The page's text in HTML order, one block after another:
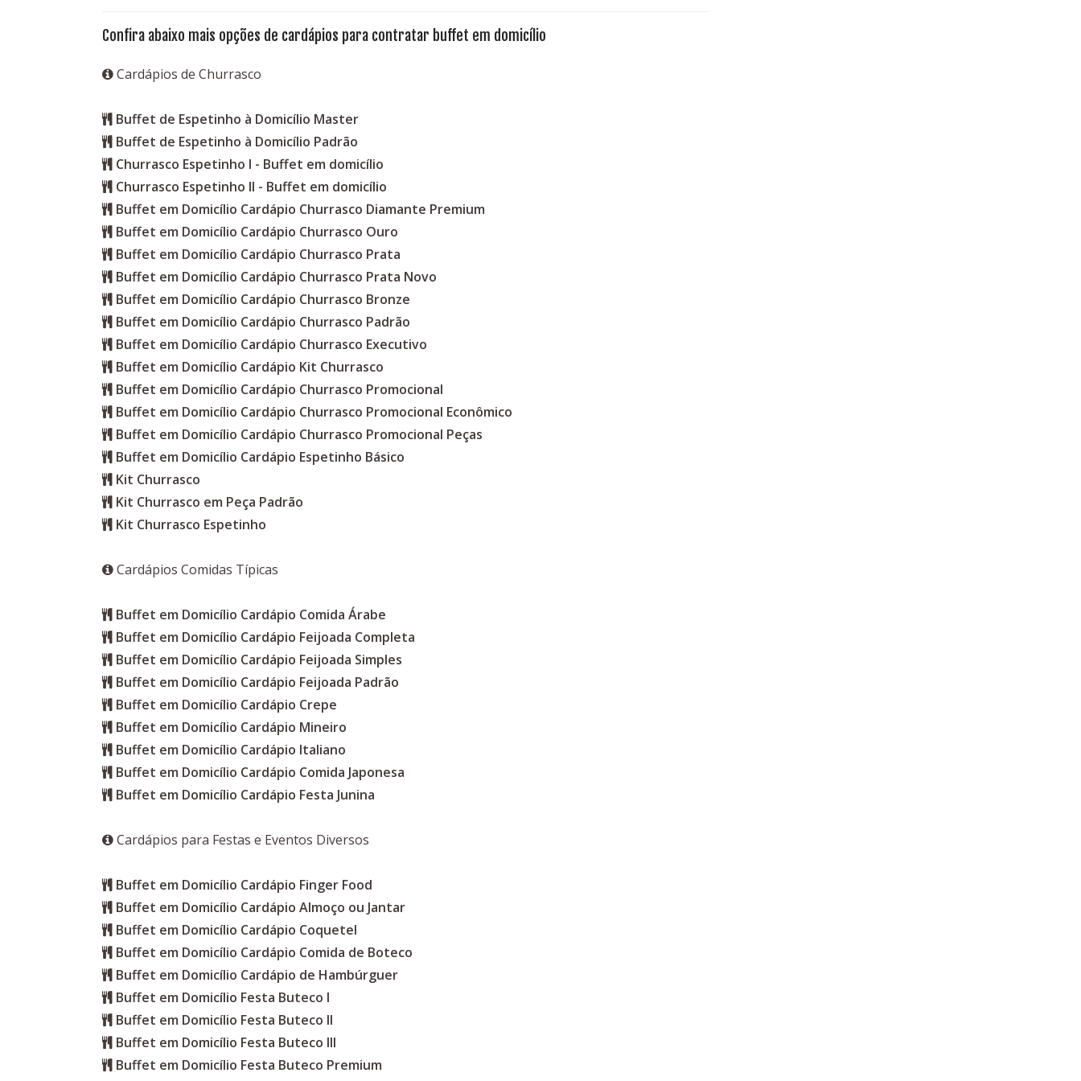
Confira abaixo mais opções de cardápios para contratar buffet em domicílio
Cardápios de Churrasco
Buffet de Espetinho à Domicílio Master
Buffet de Espetinho à Domicílio Padrão
Churrasco Espetinho I - Buffet em domicílio
Churrasco Espetinho II - Buffet em domicílio
Buffet em Domicílio Cardápio Churrasco Diamante Premium
Buffet em Domicílio Cardápio Churrasco Ouro
Buffet em Domicílio Cardápio Churrasco Prata
Buffet em Domicílio Cardápio Churrasco Prata Novo
Buffet em Domicílio Cardápio Churrasco Bronze
Buffet em Domicílio Cardápio Churrasco Padrão
Buffet em Domicílio Cardápio Churrasco Executivo
Buffet em Domicílio Cardápio Kit Churrasco
Buffet em Domicílio Cardápio Churrasco Promocional
Buffet em Domicílio Cardápio Churrasco Promocional Econômico
Buffet em Domicílio Cardápio Churrasco Promocional Peças
Buffet em Domicílio Cardápio Espetinho Básico
Kit Churrasco
Kit Churrasco em Peça Padrão
Kit Churrasco Espetinho
Cardápios Comidas Típicas
Buffet em Domicílio Cardápio Comida Árabe
Buffet em Domicílio Cardápio Feijoada Completa
Buffet em Domicílio Cardápio Feijoada Simples
Buffet em Domicílio Cardápio Feijoada Padrão
Buffet em Domicílio Cardápio Crepe
Buffet em Domicílio Cardápio Mineiro
Buffet em Domicílio Cardápio Italiano
Buffet em Domicílio Cardápio Comida Japonesa
Buffet em Domicílio Cardápio Festa Junina
Cardápios para Festas e Eventos Diversos
Buffet em Domicílio Cardápio Finger Food
Buffet em Domicílio Cardápio Almoço ou Jantar
Buffet em Domicílio Cardápio Coquetel
Buffet em Domicílio Cardápio Comida de Boteco
Buffet em Domicílio Cardápio de Hambúrguer
Buffet em Domicílio Festa Buteco I
Buffet em Domicílio Festa Buteco II
Buffet em Domicílio Festa Buteco III
Buffet em Domicílio Festa Buteco Premium